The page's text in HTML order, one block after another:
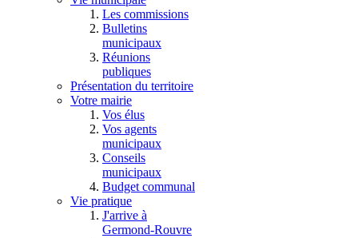
Les commissions
Bulletins
municipaux
Réunions
publiques
Présentation du territoire
Votre mairie
Vos élus
Vos agents
municipaux
Conseils
municipaux
Budget communal
Vie pratique
J'arrive à
Germond-Rouvre